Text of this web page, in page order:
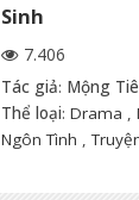
Sinh
7.406
Tác giả: Mộng
Thể loại: Drama ,
Ngôn Tình ,